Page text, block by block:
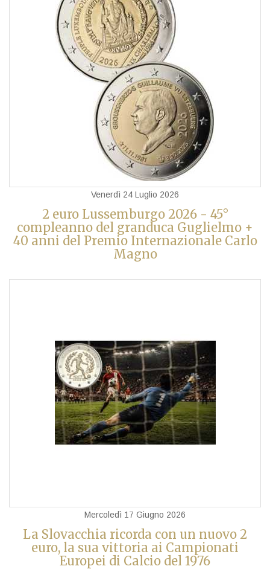
Venerdì 24 Luglio 2026
2 euro Lussemburgo 2026 - 45°
compleanno del granduca Guglielmo +
40 anni del Premio Internazionale Carlo
Magno
Mercoledì 17 Giugno 2026
La Slovacchia ricorda con un nuovo 2
euro, la sua vittoria ai Campionati
Europei di Calcio del 1976